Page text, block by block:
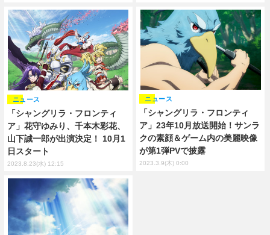
「シャングリラ・フロンティ
ア」花守ゆみり、千本木彩花、
山下誠一郎が出演決定！ 10月1
日スタート
ニュース
2023.8.23(水) 12:15
「シャングリラ・フロンティ
ア」23年10月放送開始！サンラ
クの素顔＆ゲーム内の美麗映像
が第1弾PVで披露
ニュース
2023.3.9(木) 0:00